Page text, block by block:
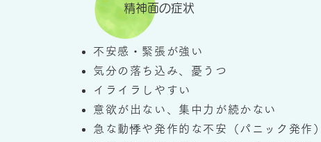
精神面の症状
不安感・緊張が強い
気分の落ち込み、憂うつ
イライラしやすい
意欲が出ない、集中力が続かない
急な動悸や発作的な不安（パニック発作）